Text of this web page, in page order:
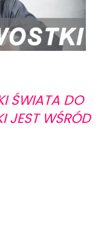
ŚWIATA DO
JEST WŚRÓD